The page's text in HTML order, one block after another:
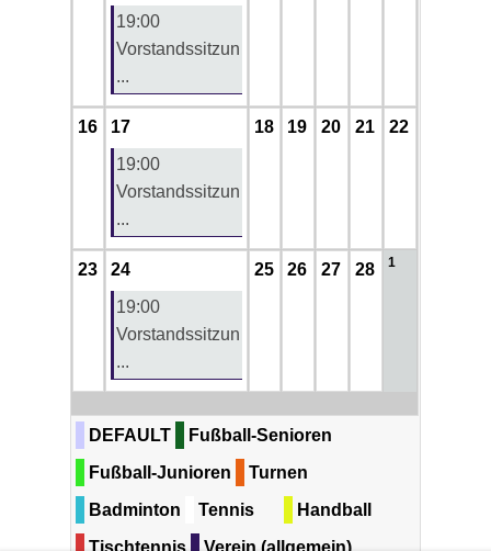
19:00
Vorstandssitzun
...
16
17
19:00
Vorstandssitzun
...
18 19 20 21 22
23
24
19:00
Vorstandssitzun
...
25 26 27 28 1
DEFAULT
Fußball-Senioren
Fußball-Junioren
Turnen
Badminton
Tennis
Handball
Tischtennis
Verein (allgemein)